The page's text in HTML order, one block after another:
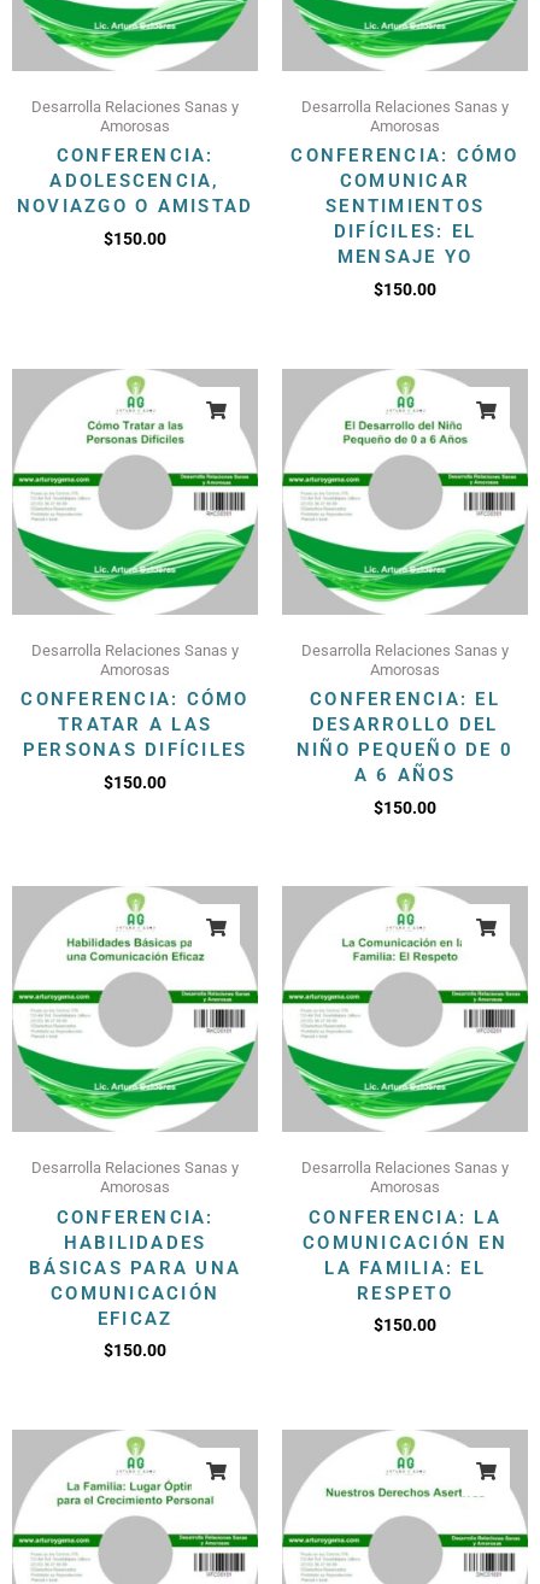
Desarrolla Relaciones Sanas y
Amorosas
CONFERENCIA:
ADOLESCENCIA,
NOVIAZGO O AMISTAD
$150.00
Desarrolla Relaciones Sanas y
Amorosas
CONFERENCIA: CÓMO
COMUNICAR
SENTIMIENTOS
DIFÍCILES: EL
MENSAJE YO
$150.00
Desarrolla Relaciones Sanas y
Amorosas
CONFERENCIA: CÓMO
TRATAR A LAS
PERSONAS DIFÍCILES
$150.00
Desarrolla Relaciones Sanas y
Amorosas
CONFERENCIA: EL
DESARROLLO DEL
NIÑO PEQUEÑO DE 0
A 6 AÑOS
$150.00
Desarrolla Relaciones Sanas y
Amorosas
CONFERENCIA:
HABILIDADES
BÁSICAS PARA UNA
COMUNICACIÓN
EFICAZ
$150.00
Desarrolla Relaciones Sanas y
Amorosas
CONFERENCIA: LA
COMUNICACIÓN EN
LA FAMILIA: EL
RESPETO
$150.00